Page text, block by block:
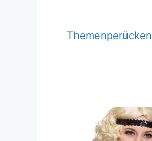
Themenperücken